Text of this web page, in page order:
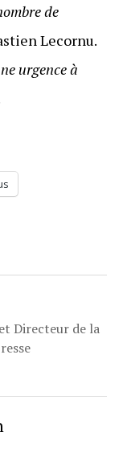
de
Lecornu.
urgence à
Directeur de la